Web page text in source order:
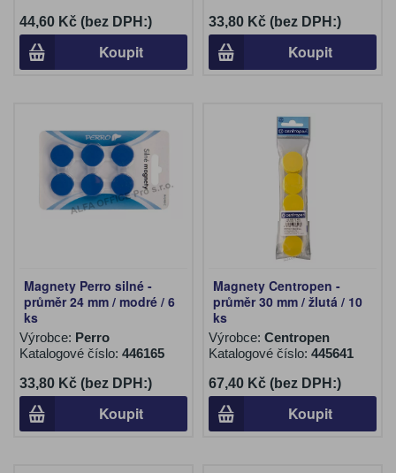
44,60 Kč (bez DPH:)
Koupit
33,80 Kč (bez DPH:)
Koupit
Magnety Perro silné -
průměr 24 mm / modré / 6
ks
Výrobce: Perro
Katalogové číslo: 446165
33,80 Kč (bez DPH:)
Koupit
Magnety Centropen -
průměr 30 mm / žlutá / 10
ks
Výrobce: Centropen
Katalogové číslo: 445641
67,40 Kč (bez DPH:)
Koupit